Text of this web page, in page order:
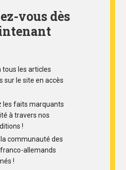
vous dès
tous les articles
sur le site en accès
les faits marquants
à travers nos
!
communauté des
allemands
!